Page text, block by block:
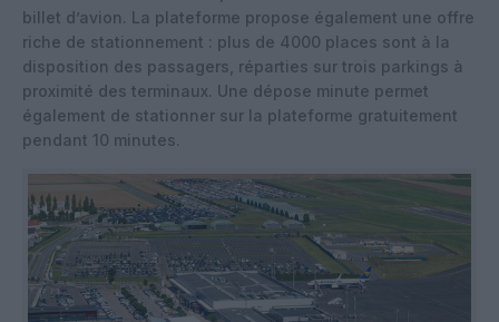
billet d’avion. La plateforme propose également une offre
riche de stationnement : plus de 4000 places sont à la
disposition des passagers, réparties sur trois parkings à
proximité des terminaux. Une dépose minute permet
également de stationner sur la plateforme gratuitement
pendant 10 minutes.